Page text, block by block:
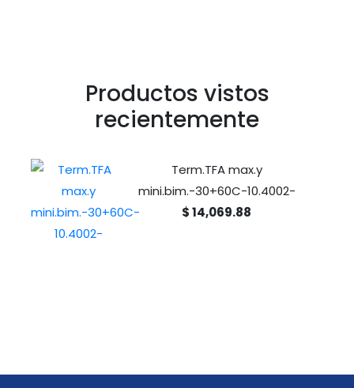
Productos vistos
recientemente
Term.TFA max.y
mini.bim.-30+60C-10.4002-
$ 14,069.88